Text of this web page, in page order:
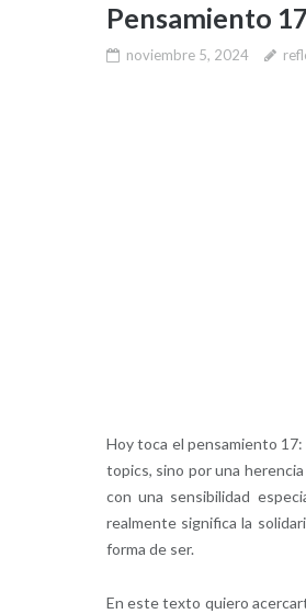
Pensamiento
noviembre 5, 2024
Hoy toca el pensamiento 17:
topics, sino por una
con una sensibilidad
realmente significa la
forma de ser.
En este texto quiero